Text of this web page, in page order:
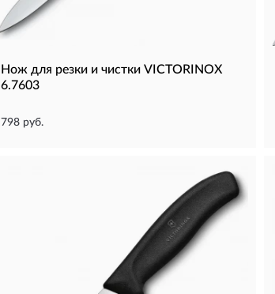
Нож для резки и чистки VICTORINOX
6.7603
798 руб.